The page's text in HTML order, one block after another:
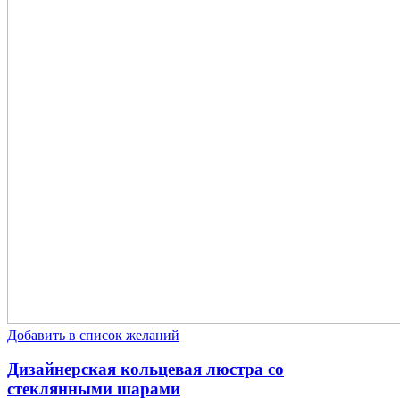
Добавить в список желаний
Дизайнерская кольцевая люстра со
стеклянными шарами